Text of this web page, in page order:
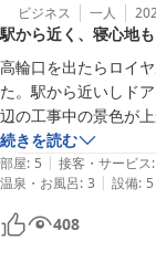
京急EXホテル高輪
京急ＥＸホテル高輪
ン）
2026-06-25
これからも今まで
より一層努めてまい
また近辺へお越し
いです。
この度は貴重なお
いました。
京急EXホテル高輪　
ビジネス 一人
駅から近く、寝心地
高輪口を出たらロイ
た。駅から近いしド
辺の工事中の景色が
し、寝心地も良い。
た。また品川に来た
続きを読む
部屋: 5 | 接客・サービス:
温泉・お風呂: 3 | 設備: 5
408